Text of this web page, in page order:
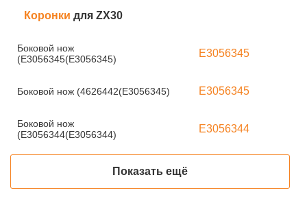
Коронки для ZX30
Боковой нож
(E3056345(E3056345)
E3056345
Боковой нож (4626442(E3056345) E3056345
Боковой нож
(E3056344(E3056344)
E3056344
Показать ещё